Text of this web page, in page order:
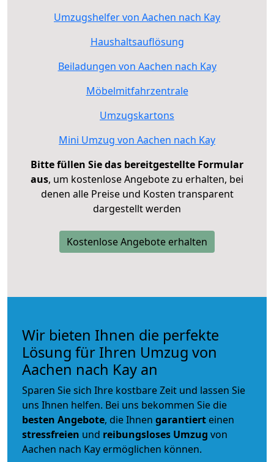
Umzugshelfer von Aachen nach Kay
Haushaltsauflösung
Beiladungen von Aachen nach Kay
Möbelmitfahrzentrale
Umzugskartons
Mini Umzug von Aachen nach Kay
Bitte füllen Sie das bereitgestellte Formular
aus, um kostenlose Angebote zu erhalten, bei
denen alle Preise und Kosten transparent
dargestellt werden
Kostenlose Angebote erhalten
Wir bieten Ihnen die perfekte
Lösung für Ihren Umzug von
Aachen nach Kay an
Sparen Sie sich Ihre kostbare Zeit und lassen Sie
uns Ihnen helfen. Bei uns bekommen Sie die
besten Angebote, die Ihnen garantiert einen
stressfreien und reibungsloses Umzug von
Aachen nach Kay ermöglichen können.